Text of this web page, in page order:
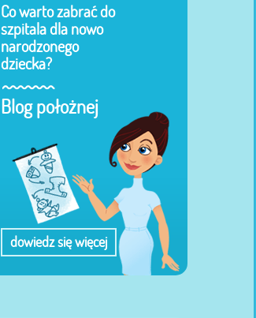
Co warto zabrać do
szpitala dla nowo
narodzonego
dziecka?
Blog położnej
dowiedz się więcej